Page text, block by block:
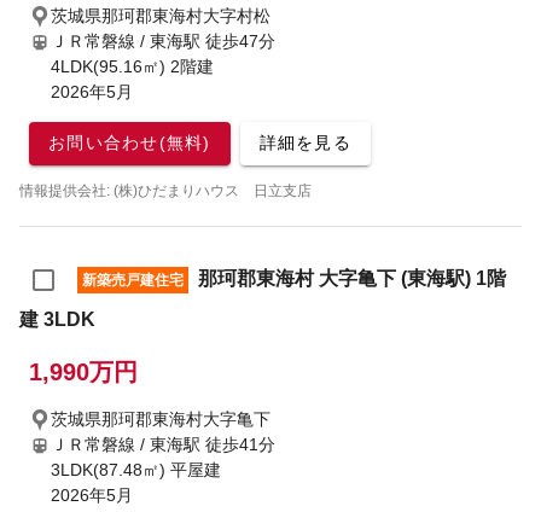
茨城県那珂郡東海村大字村松
ＪＲ常磐線 / 東海駅 徒歩47分
4LDK(95.16㎡) 2階建
2026年5月
お問い合わせ(無料) 詳細を見る
情報提供会社: (株)ひだまりハウス 日立支店
新築売戸建住宅
那珂郡東海村 大字亀下 (東海駅) 1階
建 3LDK
1,990万円
茨城県那珂郡東海村大字亀下
ＪＲ常磐線 / 東海駅 徒歩41分
3LDK(87.48㎡) 平屋建
2026年5月